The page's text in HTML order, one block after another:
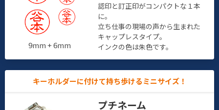
9mm + 6mm
認印と訂正印がコンパクトな１本
に。
立ち仕事の現場の声から生まれた
キャップレスタイプ。
インクの色は朱色です。
キーホルダーに付けて持ち歩けるミニサイズ！
プチネーム